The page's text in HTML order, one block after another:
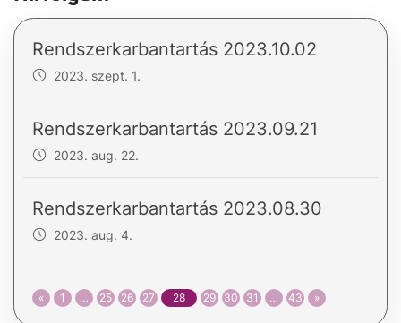
Rendszerkarbantartás 2023.10.02
2023. szept. 1.
Rendszerkarbantartás 2023.09.21
2023. aug. 22.
Rendszerkarbantartás 2023.08.30
2023. aug. 4.
« 1 … 25 26 27 28 29 30 31 … 43 »